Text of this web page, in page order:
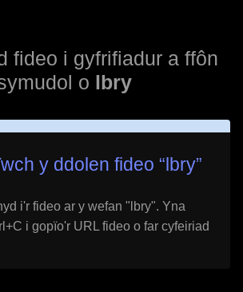
fideo i gyfrifiadur a ffôn
o lbry
y ddolen fideo “lbry”
i'r fideo ar y wefan " lbry". Yna
i gopïo'r URL fideo o far cyfeiriad